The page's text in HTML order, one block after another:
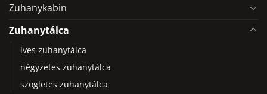
Zuhanykabin
Zuhanytálca
íves zuhanytálca
négyzetes zuhanytálca
szögletes zuhanytálca